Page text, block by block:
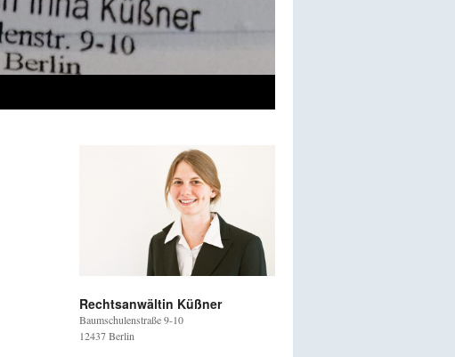
Rechtsanwältin Küßner
Baumschulenstraße 9-10
12437 Berlin